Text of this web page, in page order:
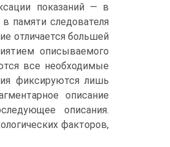
показаний — в
памяти следователя
отличается большей
описываемого
все необходимые
фиксируются лишь
описание
описания.
факторов,